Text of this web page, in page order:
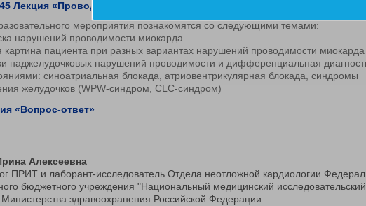
Лекция «Проводимость сердца и ее нарушения на ЭКГ. Часть 1»
мероприятия познакомятся со следующими темами:
нарушений проводимости миокарда
картина пациента при разных вариантах нарушений проводимости миокарда
наджелудочковых нарушений проводимости и дифференциальная
синоатриальная блокада, атриовентрикулярная блокада, синдромы
желудочков (WPW-синдром, CLC-синдром)
«Вопрос-ответ»
Алексеевна
ПРИТ и лаборант-исследователь Отдела неотложной кардиологии
бюджетного учреждения "Национальный медицинский
Министерства здравоохранения Российской Федерации